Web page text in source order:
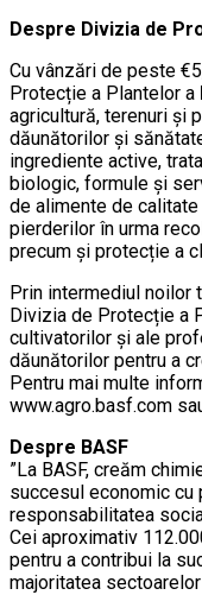
Despre Divizia de
Cu vânzări de peste
Protecție a Plantelor a
agricultură, terenuri și
dăunătorilor și
ingrediente active,
biologic, formule și
de alimente de
pierderilor în urma
precum și protecție a
Prin intermediul noilor
Divizia de Protecție a
cultivatorilor și ale
dăunătorilor pentru a
Pentru mai multe
www.agro.basf.com
Despre BASF
”La BASF, creăm
succesul economic cu
responsabilitatea
Cei aproximativ
pentru a contribui la
majoritatea